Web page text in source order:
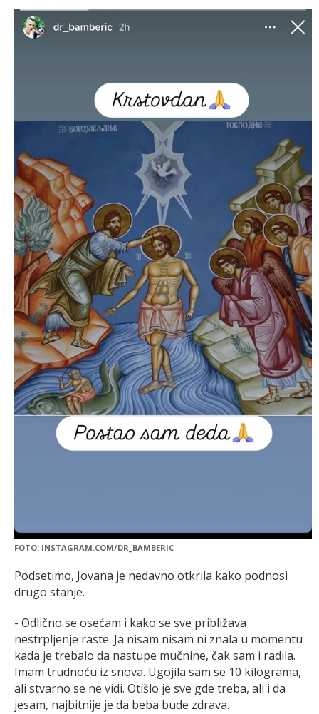
FOTO: INSTAGRAM.COM/DR_BAMBERIC
Podsetimo, Jovana je nedavno otkrila kako podnosi
drugo stanje.
- Odlično se osećam i kako se sve približava
nestrpljenje raste. Ja nisam nisam ni znala u momentu
kada je trebalo da nastupe mučnine, čak sam i radila.
Imam trudnoću iz snova. Ugojila sam se 10 kilograma,
ali stvarno se ne vidi. Otišlo je sve gde treba, ali i da
jesam, najbitnije je da beba bude zdrava.